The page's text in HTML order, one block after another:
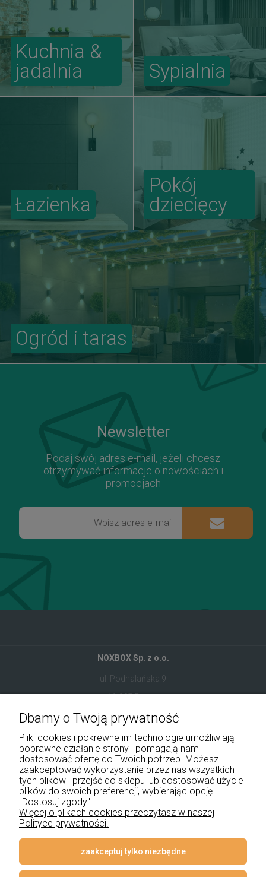
Kuchnia &
jadalnia
Sypialnia
Ogród i taras
Łazienka
Pokój
dziecięcy
Newsletter
Podaj swój adres e-mail, jeżeli chcesz
otrzymywać informacje o nowościach i
promocjach
NOXBOX Sp. z o.o.
ul. Podhalańska 9
41-907 Bytom
+48 534 555 344
sklep@noxbox.pl
Pomoc
Płatności i dostawa
Informacje
Dbamy o Twoją prywatność
Pliki cookies i pokrewne im technologie umożliwiają
poprawne działanie strony i pomagają nam
dostosować ofertę do Twoich potrzeb. Możesz
zaakceptować wykorzystanie przez nas wszystkich
tych plików i przejść do sklepu lub dostosować użycie
plików do swoich preferencji, wybierając opcję
"Dostosuj zgody".
Więcej o plikach cookies przeczytasz w naszej
Polityce prywatności.
zaakceptuj tylko niezbędne